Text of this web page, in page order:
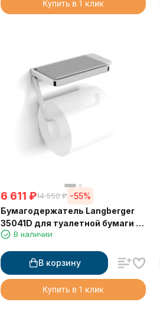
Купить в 1 клик
6 611 ₽14 550 ₽ -55%
Бумагодержатель Langberger
35041D для туалетной бумаги с
прорезиненной полкой хром
В наличии
В корзину
Купить в 1 клик